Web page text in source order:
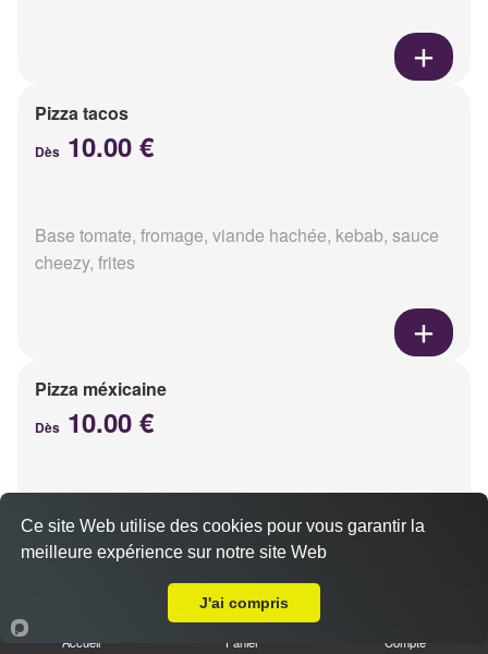
Pizza tacos
Dès 10.00 €
Base tomate, fromage, viande hachée, kebab, sauce
cheezy, frites
Pizza méxicaine
Dès 10.00 €
chorizo, poivrons
Accueil Panier Compte
Ce site Web utilise des cookies pour vous garantir la
meilleure expérience sur notre site Web
J'ai compris